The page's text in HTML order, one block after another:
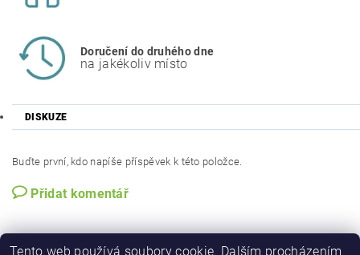
Doručení do druhého dne
na jakékoliv místo
DISKUZE
Buďte první, kdo napíše příspěvek k této položce.
Přidat komentář
Tento web používá soubory cookie. Dalším procházením